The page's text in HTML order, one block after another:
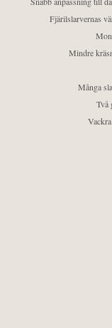
Fjärilslarvernas
Mindre
Många
Två